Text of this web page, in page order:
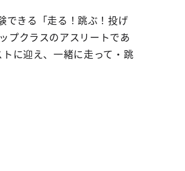
できる「走る！跳ぶ！投げ
プクラスのアスリートであ
に迎え、一緒に走って・跳